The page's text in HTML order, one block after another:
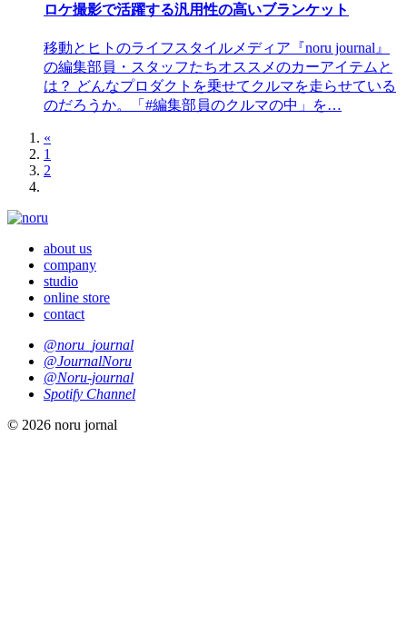
ロケ撮影で活躍する汎用性の高いブランケット
移動とヒトのライフスタイルメディア『noru journal』
の編集部員・スタッフたちオススメのカーアイテムと
は？ どんなプロダクトを乗せてクルマを走らせている
のだろうか。「#編集部員のクルマの中」を…
«
1
2
about us
company
studio
online store
contact
@noru_journal
@JournalNoru
@Noru-journal
Spotify Channel
© 2026 noru jornal